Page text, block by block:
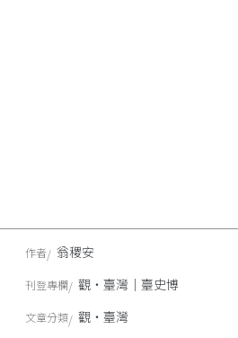
作者 翁稷安
刊登專欄 觀‧臺灣｜臺史博
文章分類 觀‧臺灣